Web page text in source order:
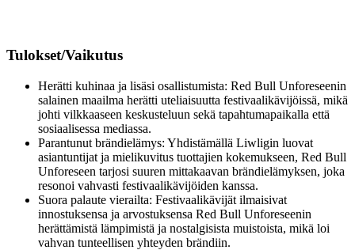
Tulokset/Vaikutus
Herätti kuhinaa ja lisäsi osallistumista: Red Bull Unforeseenin
salainen maailma herätti uteliaisuutta festivaalikävijöissä, mikä
johti vilkkaaseen keskusteluun sekä tapahtumapaikalla että
sosiaalisessa mediassa.
Parantunut brändielämys: Yhdistämällä Liwligin luovat
asiantuntijat ja mielikuvitus tuottajien kokemukseen, Red Bull
Unforeseen tarjosi suuren mittakaavan brändielämyksen, joka
resonoi vahvasti festivaalikävijöiden kanssa.
Suora palaute vierailta: Festivaalikävijät ilmaisivat
innostuksensa ja arvostuksensa Red Bull Unforeseenin
herättämistä lämpimistä ja nostalgisista muistoista, mikä loi
vahvan tunteellisen yhteyden brändiin.